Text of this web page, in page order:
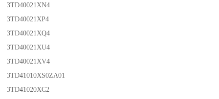
3TD40021XN4
3TD40021XP4
3TD40021XQ4
3TD40021XU4
3TD40021XV4
3TD41010XS0ZA01
3TD41020XC2